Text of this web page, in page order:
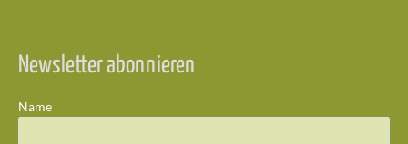
Newsletter abonnieren
Name